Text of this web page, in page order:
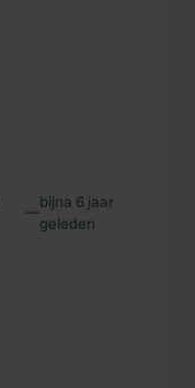
—bijna 6 jaar
geleden